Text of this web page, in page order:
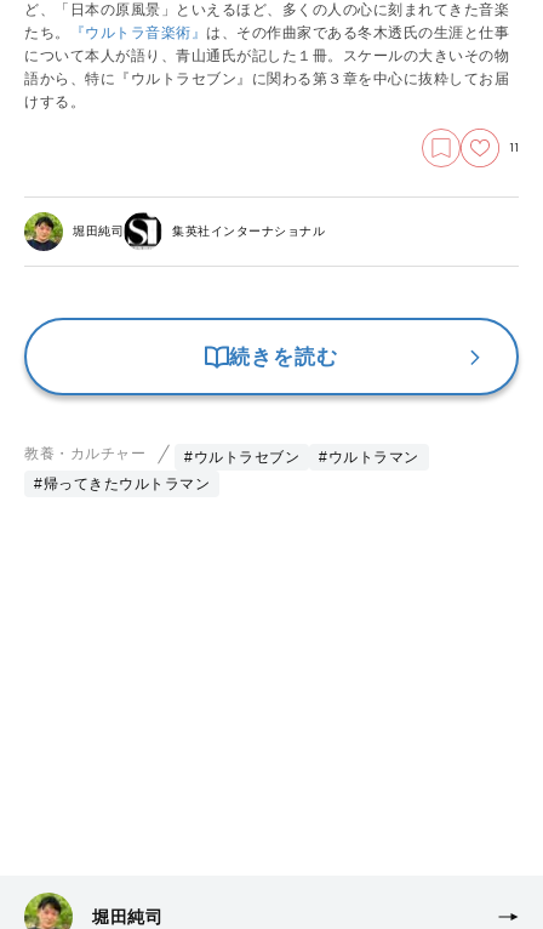
ど、「日本の原風景」といえるほど、多くの人の心に刻まれてきた音楽
たち。
『ウルトラ音楽術』 は、その作曲家である冬木透氏の生涯と仕事
について本人が語り、青山通氏が記した１冊。スケールの大きいその物
語から、特に『ウルトラセブン』に関わる第３章を中心に抜粋してお届
けする。
11
堀田純司 集英社インターナショナル
続きを読む
教養・カルチャー #ウルトラセブン
#ウルトラマン
#帰ってきたウルトラマン
堀田純司